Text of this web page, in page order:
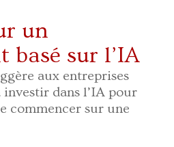
un
basé sur l’IA
aux entreprises
investir dans l’IA pour
commencer sur une